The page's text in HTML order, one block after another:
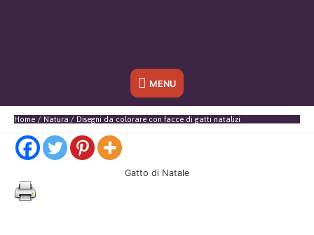
Sotto
l'header
MENU
Home Natura Disegni da colorare con facce di gatti natalizi
Gatto di Natale